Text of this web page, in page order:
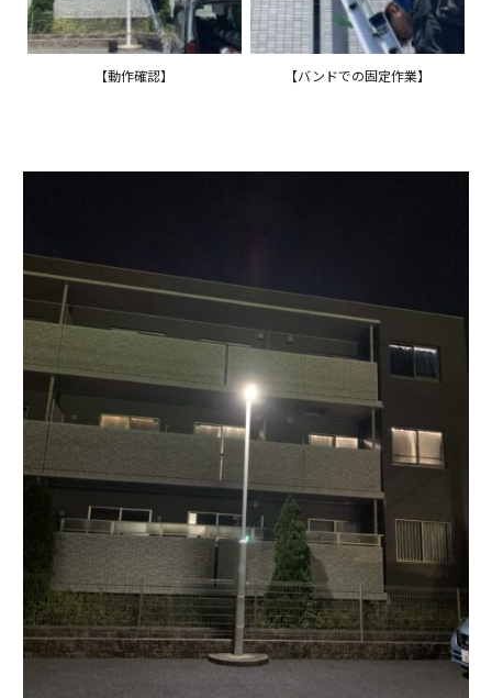
【動作確認】 【バンドでの固定作業】